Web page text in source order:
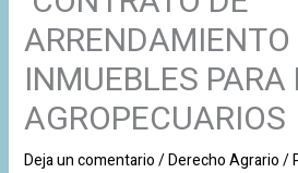
ARRENDAMIENTO
INMUEBLES PARA
AGROPECUARIOS
Deja un comentario/Derecho Agrario/